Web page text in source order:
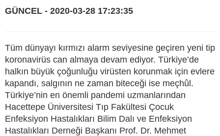
GÜNCEL - 2020-03-28 17:23:35
Tüm dünyayı kırmızı alarm seviyesine geçiren yeni tip
koronavirüs can almaya devam ediyor. Türkiye’de
halkın büyük çoğunluğu virüsten korunmak için evlere
kapandı, salgının ne zaman biteceği ise meçhûl.
Türkiye’nin en önemli pandemi uzmanlarından
Hacettepe Üniversitesi Tıp Fakültesi Çocuk
Enfeksiyon Hastalıkları Bilim Dalı ve Enfeksiyon
Hastalıkları Derneği Başkanı Prof. Dr. Mehmet